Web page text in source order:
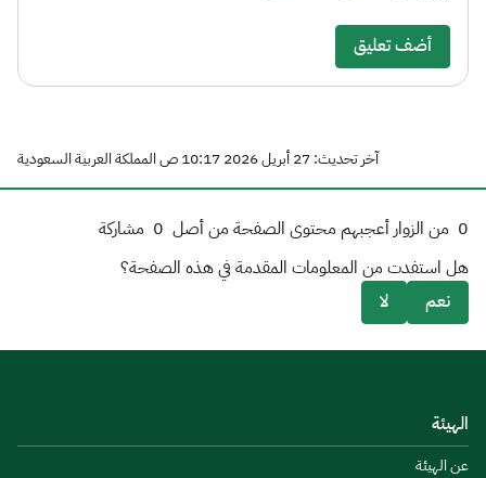
أضف تعليق
آخر تحديث: 27 أبريل 2026 10:17 ص المملكة العربية السعودية
0 من الزوار أعجبهم محتوى الصفحة من أصل 0 مشاركة
هل استفدت من المعلومات المقدمة في هذه الصفحة؟
نعم
لا
الهيئة
عن الهيئة